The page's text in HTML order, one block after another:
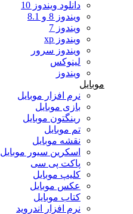
دانلود ویندوز 10
ویندوز 8 و 8.1
ویندوز 7
ویندوز xp
ویندوز سرور
لینوکس
ویندوز
موبایل
نرم افزار موبایل
بازی موبایل
رینگتون موبایل
تم موبایل
نقشه موبایل
اسکرین سیور موبایل
پاکت پی سی
کلیپ موبایل
عکس موبایل
کتاب موبایل
نرم افزار اندروید